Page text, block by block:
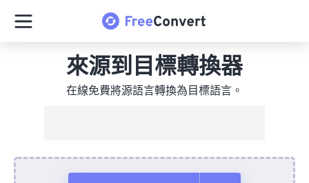
來源到目標轉換器
在線免費將源語言轉換為目標語言。